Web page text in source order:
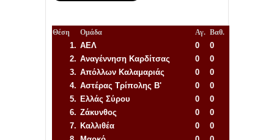
Θέση Ομάδα Αγ. Βαθ.
1. ΑΕΛ 0
0
2. Αναγέννηση Καρδίτσας 0
0
3. Απόλλων Καλαμαριάς 0
0
4. Αστέρας Τρίπολης Β' 0
0
5. Ελλάς Σύρου 0
0
6. Ζάκυνθος 0
0
7. Καλλιθέα 0
0